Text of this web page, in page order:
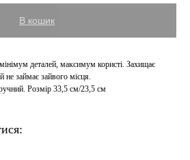
В кошик
деталей, максимум користі. Захищає
не займає зайвого місця.
Розмір 33,5 см/23,5 см